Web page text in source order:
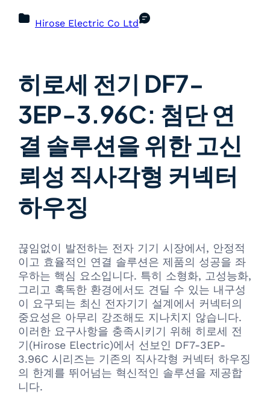
Hirose Electric Co Ltd
히로세 전기 DF7-
3EP-3.96C: 첨단 연
결 솔루션을 위한 고신
뢰성 직사각형 커넥터
하우징
끊임없이 발전하는 전자 기기 시장에서, 안정적
이고 효율적인 연결 솔루션은 제품의 성공을 좌
우하는 핵심 요소입니다. 특히 소형화, 고성능화,
그리고 혹독한 환경에서도 견딜 수 있는 내구성
이 요구되는 최신 전자기기 설계에서 커넥터의
중요성은 아무리 강조해도 지나치지 않습니다.
이러한 요구사항을 충족시키기 위해 히로세 전
기(Hirose Electric)에서 선보인 DF7-3EP-
3.96C 시리즈는 기존의 직사각형 커넥터 하우징
의 한계를 뛰어넘는 혁신적인 솔루션을 제공합
니다.